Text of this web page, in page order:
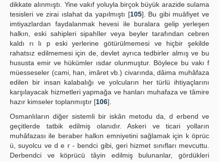
dikkate alınmıştı. Yine vakıf yoluyla birçok büyük arazide sulama
tesisleri ve zirai ıslahat da yapılmıştı [105]. Bu gibi muâfiyet ve
imtiyazlardan faydalanmak hevesi ile buralara gelip yerleşen
halkın, eski sahipleri sipahIler veya beyler tarafından cebren
kaldı rı lı p eski yerlerine götürülmemesi ve hiçbir şekilde
rahatsız edilmemesi için de, devlet ayrıca tedbirler almış ve bu
hususta emir ve hükümler ısdar olunmuştur. Böylece bu vakı f
müesseseler (cami, han, imâret vb.) civarında, dâima muhâfaza
edilen bir insan kalabalığı ve yolcuların her türlü ihtiyaçlarını
karşılayacak hizmetleri yapmağa ve hanları muhafaza ve tâmire
hazır kimseler toplanmıştır [106].
Osmanlıların diğer sistemli bir iskân metodu da, d erbend ve
geçitlerde tatbik edilmiş olanıdır. Askeri ve ticari yolların
muhâfazası ile beraber halkın emniyetini sağlamak için k öprüc
ü, suyolcu ve d e r - bendci gibi, geri hizmet sınıfları mevcuttu.
Derbendci ve köprücü tâyin edilmiş bulunanlar, gördükleri